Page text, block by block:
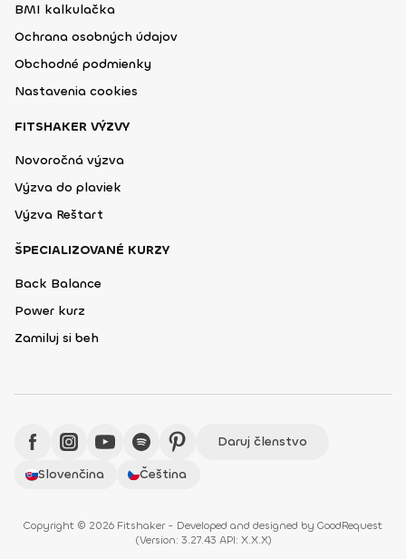
BMI kalkulačka
Ochrana osobných údajov
Obchodné podmienky
Nastavenia cookies
FITSHAKER VÝZVY
Novoročná výzva
Výzva do plaviek
Výzva Reštart
ŠPECIALIZOVANÉ KURZY
Back Balance
Power kurz
Zamiluj si beh
Daruj členstvo
Slovenčina
Čeština
Copyright © 2026 Fitshaker - Developed and designed by GoodRequest
(Version: 3.27.43 API: X.X.X)